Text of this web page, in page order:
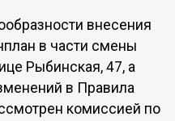
внесения
в части смены
Рыбинская, 47, а
в Правила
комиссией по